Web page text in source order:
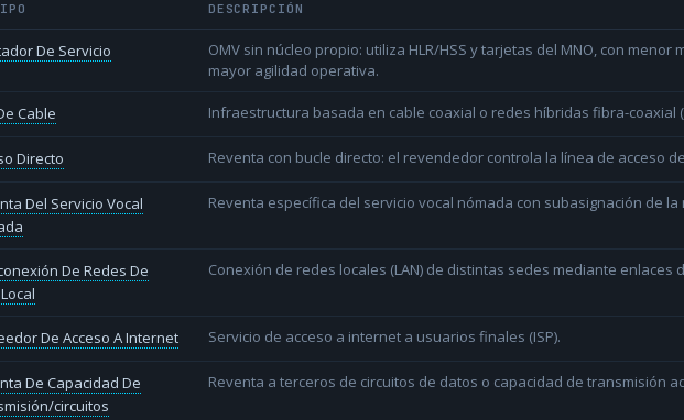
DESCRIPCIÓN
De Servicio
OMV sin núcleo propio: utiliza HLR/HSS y tarjetas del MNO, con menor
mayor agilidad operativa.
Cable Infraestructura basada en cable coaxial o redes híbridas fibra-coaxial
Directo Reventa con bucle directo: el revendedor controla la línea de acceso
Del Servicio Vocal
Reventa específica del servicio vocal nómada con subasignación de
De Redes De
Conexión de redes locales (LAN) de distintas sedes mediante enlaces
De Acceso A Internet Servicio de acceso a internet a usuarios finales (ISP).
De Capacidad De
circuitos
Reventa a terceros de circuitos de datos o capacidad de transmisión